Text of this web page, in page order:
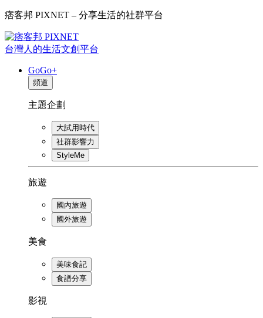
痞客邦 PIXNET – 分享生活的社群平台
台灣人的生活文創平台
GoGo+
頻道
主題企劃
大試用時代
社群影響力
StyleMe
旅遊
國內旅遊
國外旅遊
美食
美味食記
食譜分享
影視